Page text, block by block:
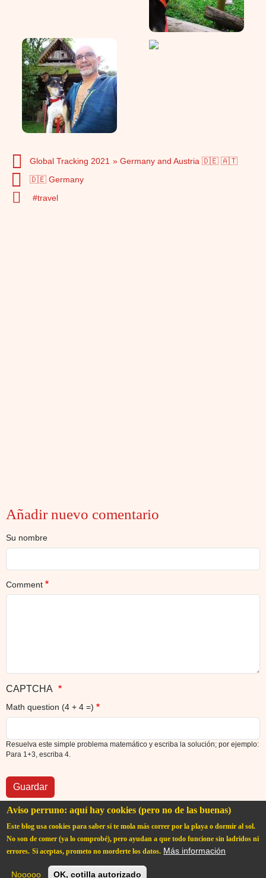
Global Tracking 2021
Germany and Austria 🇩🇪 🇦🇹
🇩🇪 Germany
travel
Añadir nuevo comentario
Su nombre
Comment
CAPTCHA
Math question (4 + 4 =)
Resuelva este simple problema matemático y escriba la solución; por ejemplo:
Para 1+3, escriba 4.
User account menu
Iniciar sesión
Aviso perruno: aquí hay cookies (pero no de las buenas)
Este blog usa cookies para saber si te mola más correr por la playa o dormir al sol.
No son de comer (ya lo comprobé), pero ayudan a que todo funcione sin ladridos ni
errores. Si aceptas, prometo no morderte los datos. Más información
Nooooo OK, cotilla autorizado